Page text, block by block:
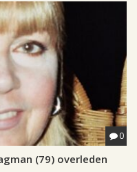
0
(79) overleden